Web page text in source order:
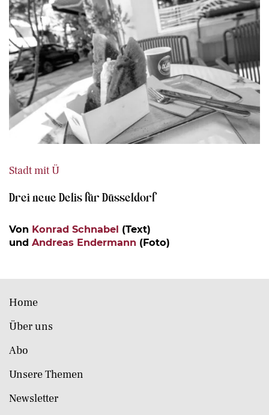
Stadt mit Ü
Drei neue Delis für Düsseldorf
Von Konrad Schnabel (Text)
und Andreas Endermann (Foto)
Home
Über uns
Abo
Unsere Themen
Newsletter